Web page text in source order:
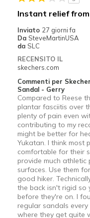
Instant relief
Inviato 27 giorni fa
Da SteveMartinUSA
da SLC
RECENSITO IL
skechers.com
Commenti per
Sandal - Gerry
Compared to Reese
plantar fasciitis over
plenty of pain even
contributing to my
might be better for
Yukatan. I think most
comfortable for their
provide much
surfaces. Use them
good hiker.
the back isn't rigid so
before they're on. I
regular sandals
where they get quite